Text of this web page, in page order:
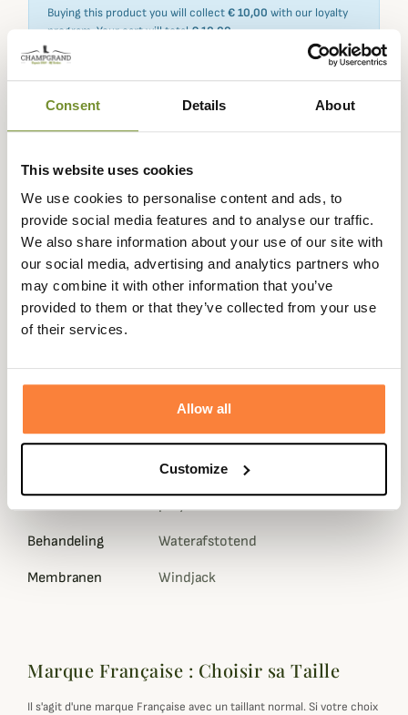
Consent Details About
This website uses cookies
We use cookies to personalise content and ads, to
provide social media features and to analyse our traffic.
We also share information about your use of our site with
our social media, advertising and analytics partners who
may combine it with other information that you’ve
provided to them or that they’ve collected from your use
of their services.
Allow all
Customize
Buying this product you will collect€ 10,00 with our loyalty
program. Your cart will total€ 10,00.
90 jours
Gegevensblad
Samenstelling
Geslacht Mannen
Mossy Eik Blaze
Materiaal polyester
Behandeling Waterafstotend
Membranen Windjack
Marque Française : Choisir sa Taille
Il s'agit d'une marque Française avec un taillant normal. Si votre choix